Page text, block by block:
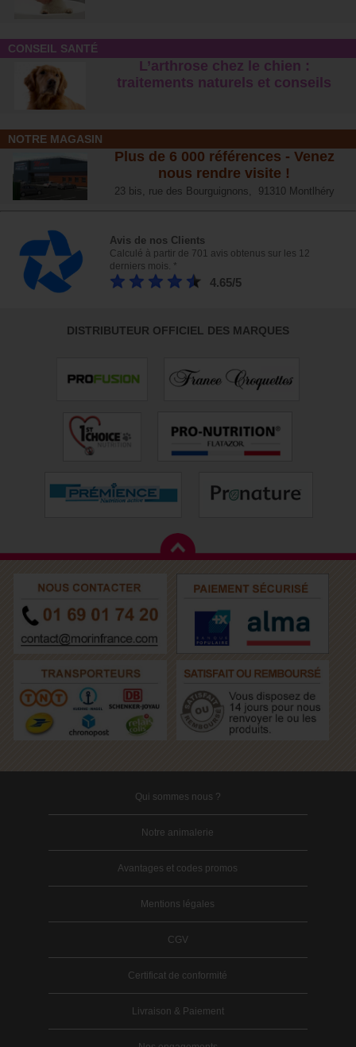
CONSEIL SANTÉ
L’arthrose chez le chien :
traitements naturels et conseils
NOTRE MAGASIN
Plus de 6 000 références - Venez
nous rendre visite !
23 bis, rue des Bourguignons, 91310 Montlhéry
Avis de nos Clients
Calculé à partir de 701 avis obtenus sur les 12
derniers mois. *
4.65/5
DISTRIBUTEUR OFFICIEL DES MARQUES
Qui sommes nous ?
Notre animalerie
Avantages et codes promos
Mentions légales
CGV
Certificat de conformité
Livraison & Paiement